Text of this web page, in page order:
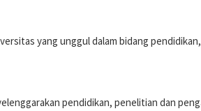
yang unggul dalam bidang
pendidikan, penelitian dan